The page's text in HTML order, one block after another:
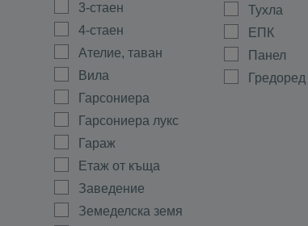
3-стаен
4-стаен
Ателие, таван
Вила
Гарсониера
Гарсониера лукс
Гараж
Етаж от къща
Заведение
Земеделска земя
Тухла
ЕПК
Панел
Гредоред